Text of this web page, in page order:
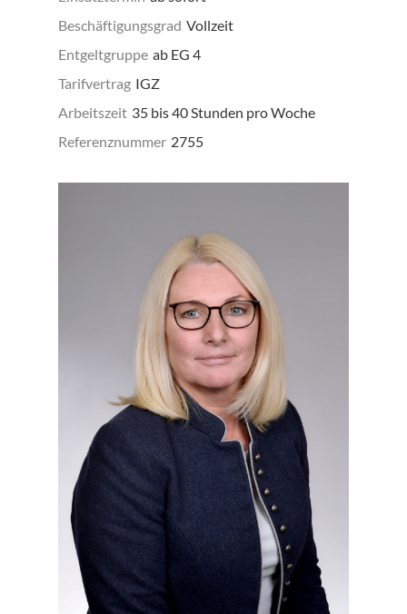
Beschäftigungsgrad Vollzeit
Entgeltgruppe ab EG 4
Tarifvertrag IGZ
Arbeitszeit 35 bis 40 Stunden pro Woche
Referenznummer 2755